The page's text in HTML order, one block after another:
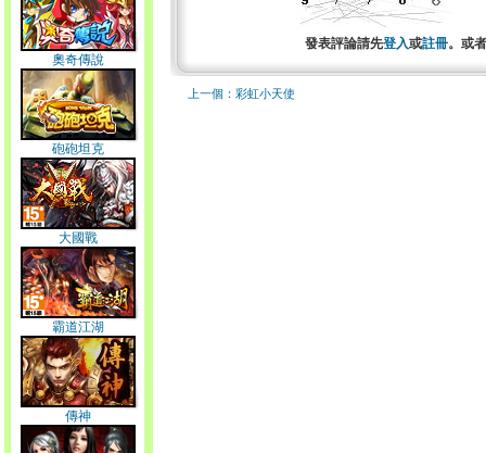
奧奇傳說
砲砲坦克
大國戰
霸道江湖
傳神
發表評論請先登入或註冊。或
上一個：彩虹小天使